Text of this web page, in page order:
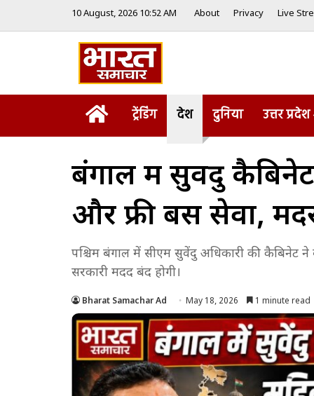
10 August, 2026 10:52 AM About Privacy Live
Homeट्रेंडिंग देश दुनिया उत्तर प्रदेश
बंगाल में सुवेंदु
और फ्री बस सेवा,
पश्चिम बंगाल में सीएम सुवेंदु अधिकारी की कैबिनेट
सरकारी मदद बंद होगी।
Bharat Samachar Ad May 18, 2026 1 minute read